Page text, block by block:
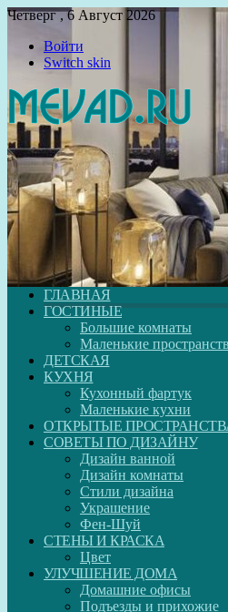
Четверг , 6 Август 2026
Войти
Switch skin
ГЛАВНАЯ
ГОСТИНЫЕ
Большие комнаты
Маленькие
ДЕТСКАЯ
КУХНЯ
Кухонный фартук
Маленькие кухни
ОТКРЫТЫЕ
СОВЕТЫ ПО ДИЗАЙНУ
Дизайн ванной
Дизайн комнаты
Стили дизайна
Украшение
Фен-Шуй
СТЕНЫ И КРАСКА
Цвет
УЛУЧШЕНИЕ ДОМА
Домашние офисы
Подъезды и прихожие